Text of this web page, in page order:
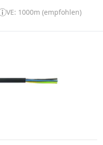
VE: 1000m (empfohlen)